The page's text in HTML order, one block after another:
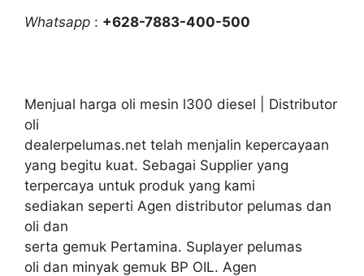
Whatsapp : +628-7883-400-500
Menjual harga oli mesin l300 diesel | Distributor
oli
dealerpelumas.net telah menjalin kepercayaan
yang begitu kuat. Sebagai Supplier yang
terpercaya untuk produk yang kami
sediakan seperti Agen distributor pelumas dan
oli dan
serta gemuk Pertamina. Suplayer pelumas
oli dan minyak gemuk BP OIL. Agen